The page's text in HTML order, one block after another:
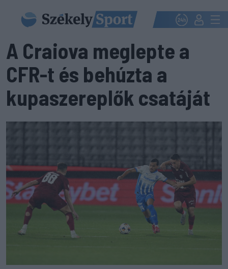
A Craiova meglepte a
CFR-t és behúzta a
kupaszereplők csatáját